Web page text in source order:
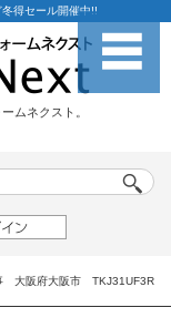
得セール開催中!!
ムネクスト。
大阪府大阪市 TKJ31UF3R